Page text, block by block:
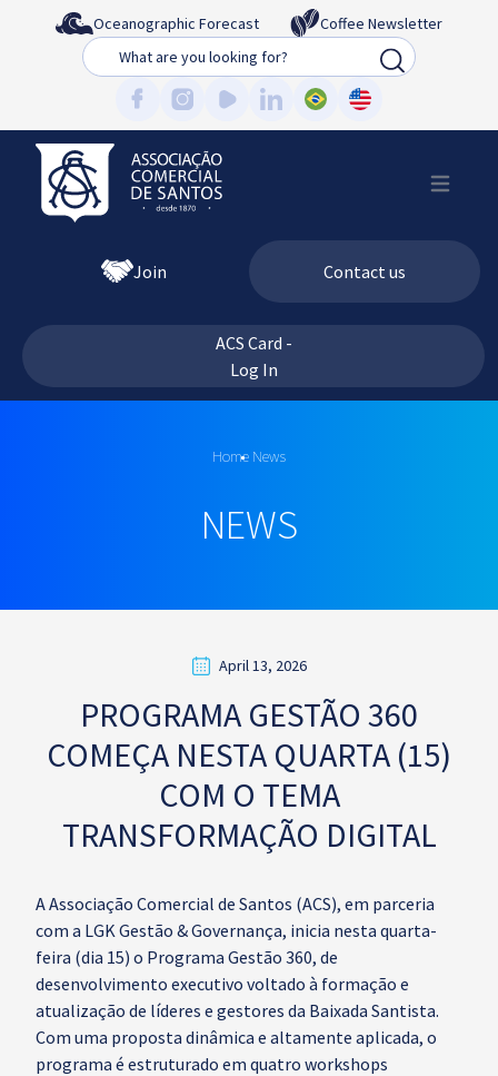
Oceanographic Forecast
Coffee Newsletter
Busca
Join Contact us
ACS Card -
Log In
Home News
NEWS
April 13, 2026
PROGRAMA GESTÃO 360
COMEÇA NESTA QUARTA (15)
COM O TEMA
TRANSFORMAÇÃO DIGITAL
A Associação Comercial de Santos (ACS), em parceria
com a LGK Gestão & Governança, inicia nesta quarta-
feira (dia 15) o Programa Gestão 360, de
desenvolvimento executivo voltado à formação e
atualização de líderes e gestores da Baixada Santista.
Com uma proposta dinâmica e altamente aplicada, o
programa é estruturado em quatro workshops